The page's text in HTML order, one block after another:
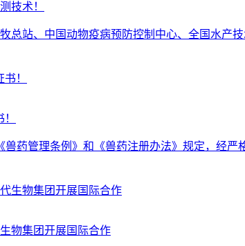
技术！
总站、中国动物疫病预防控制中心、全国水产
药管理条例》和《兽药注册办法》规定，经
物集团开展国际合作